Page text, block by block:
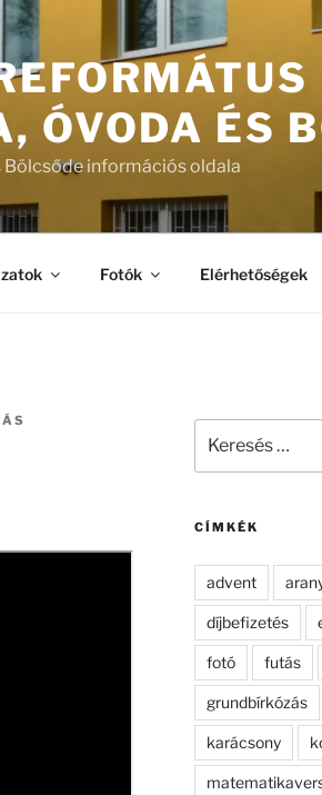
ÓVODA ÉS
Bölcsőde információs oldala
Fotók Elérhetőségek
következő
CÍMKÉK
advent
díjbefizetés
fotó futás
grundbírkózás
karácsony